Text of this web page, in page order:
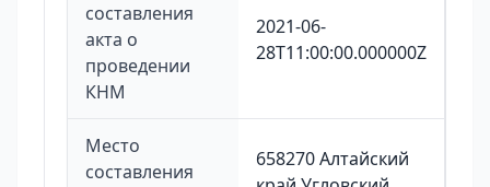
составления
акта о
проведении
КНМ
2021-06-
28T11:00:00.000000Z
Место
составления
658270 Алтайский